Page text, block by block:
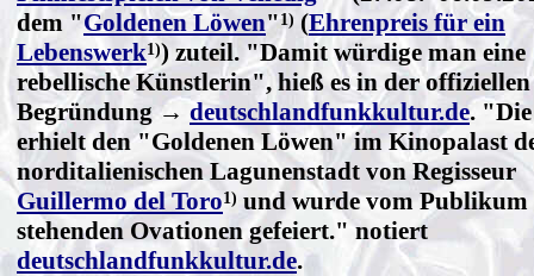
dem "Goldenen Löwen"1) (Ehrenpreis für ein
Lebenswerk1)) zuteil. "Damit würdige man
rebellische Künstlerin", hieß es in der offiziellen
Begründung → deutschlandfunkkultur.de.
erhielt den "Goldenen Löwen" im Kinopalast
norditalienischen Lagunenstadt von Regisseur
Guillermo del Toro1) und wurde vom
stehenden Ovationen gefeiert." notiert
deutschlandfunkkultur.de.